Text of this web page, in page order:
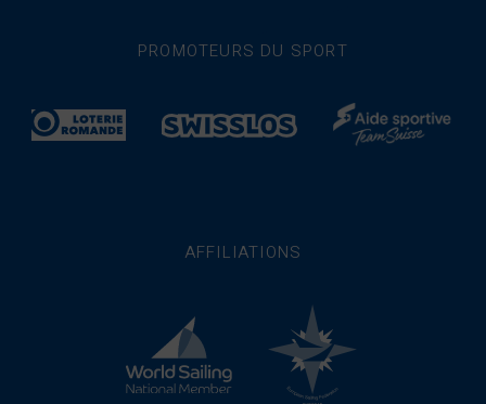
PROMOTEURS DU SPORT
AFFILIATIONS